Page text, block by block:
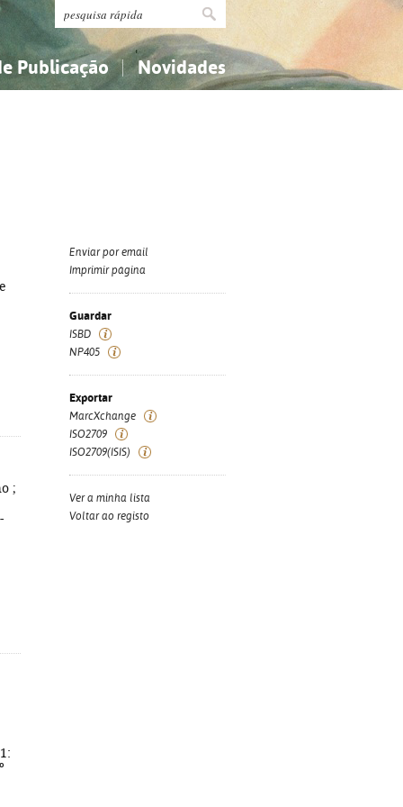
Publicação Novidades
;
Enviar por email
Imprimir página
Guardar
ISBD
NP405
Exportar
MarcXchange
ISO2709
ISO2709(ISIS)
Ver a minha lista
Voltar ao registo